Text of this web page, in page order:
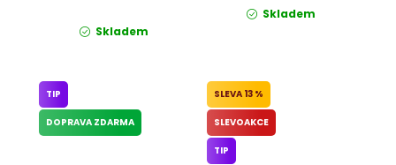
Skladem
Skladem
TIP
DOPRAVA ZDARMA
13 %
SLEVOAKCE
TIP